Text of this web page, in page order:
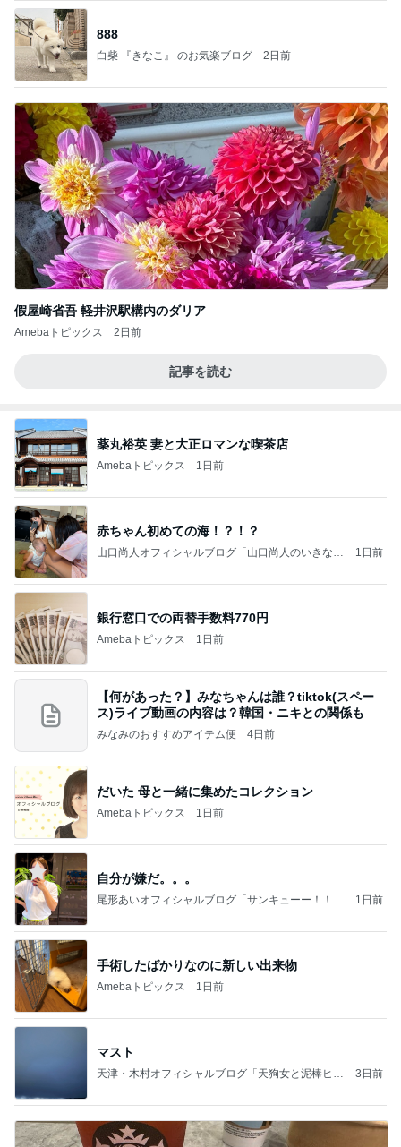
888
白柴 『きなこ』 のお気楽ブログ 2日前
假屋崎省吾 軽井沢駅構内のダリア
Amebaトピックス 2日前
記事を読む
薬丸裕英 妻と大正ロマンな喫茶店
Amebaトピックス 1日前
赤ちゃん初めての海！？！？
山口尚人オフィシャルブログ「山口尚人のいきなり
1日前
銀行窓口での両替手数料770円
Amebaトピックス 1日前
【何があった？】みなちゃんは誰？tiktok(スペー
ス)ライブ動画の内容は？韓国・ニキとの関係も
みなみのおすすめアイテム便 4日前
だいた 母と一緒に集めたコレクション
Amebaトピックス 1日前
自分が嫌だ。。。
尾形あいオフィシャルブログ「サンキューー！！尾
1日前
手術したばかりなのに新しい出来物
Amebaトピックス 1日前
マスト
天津・木村オフィシャルブログ「天狗女と泥棒ヒゲ
3日前